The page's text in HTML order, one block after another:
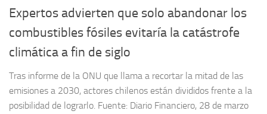
Expertos advierten que solo abandonar los
combustibles fósiles evitaría la catástrofe
climática a fin de siglo
Tras informe de la ONU que llama a recortar la mitad de las
emisiones a 2030, actores chilenos están divididos frente a la
posibilidad de lograrlo. Fuente: Diario Financiero, 28 de marzo